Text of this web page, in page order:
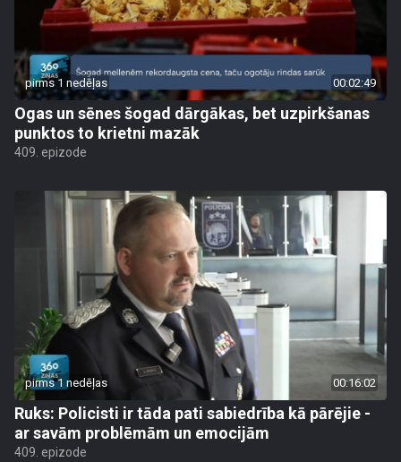
pirms 1 nedēļas 00:02:49
Ogas un sēnes šogad dārgākas, bet uzpirkšanas
punktos to krietni mazāk
409. epizode
pirms 1 nedēļas 00:16:02
Ruks: Policisti ir tāda pati sabiedrība kā pārējie -
ar savām problēmām un emocijām
409. epizode